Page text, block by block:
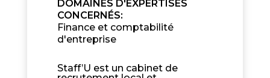
DOMAINES D'EXPERTISES
CONCERNÉS:
Finance et comptabilité
d'entreprise
Staff’U est un cabinet de